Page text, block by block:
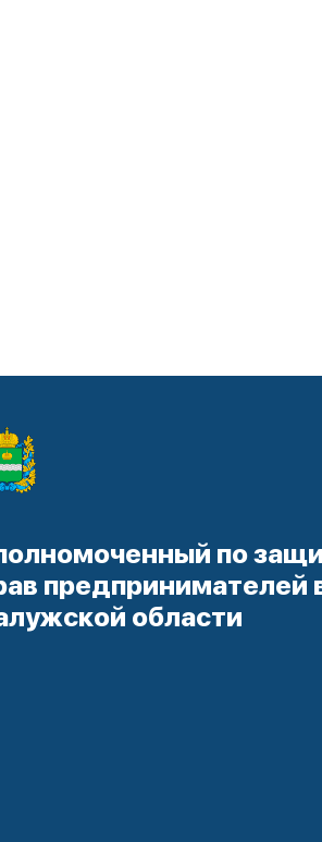
по
предпринимателей
области